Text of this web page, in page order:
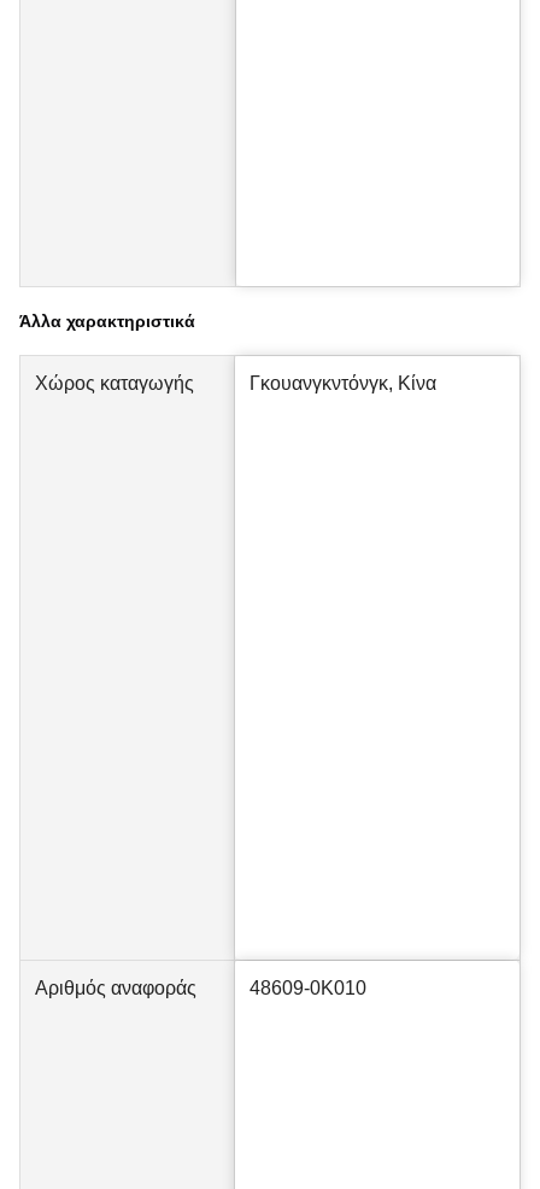
Άλλα χαρακτηριστικά
Χώρος καταγωγής Γκουανγκντόνγκ, Κίνα
Αριθμός αναφοράς 48609-0K010